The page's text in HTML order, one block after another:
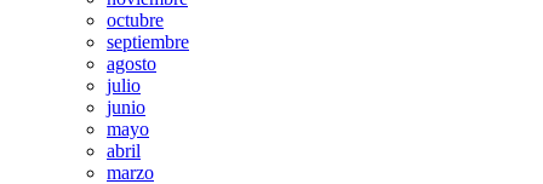
octubre
septiembre
agosto
julio
junio
mayo
abril
marzo